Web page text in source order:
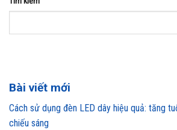
Bài viết mới
Cách sử dụng đèn LED dây hiệu quả: tăng
chiếu sáng